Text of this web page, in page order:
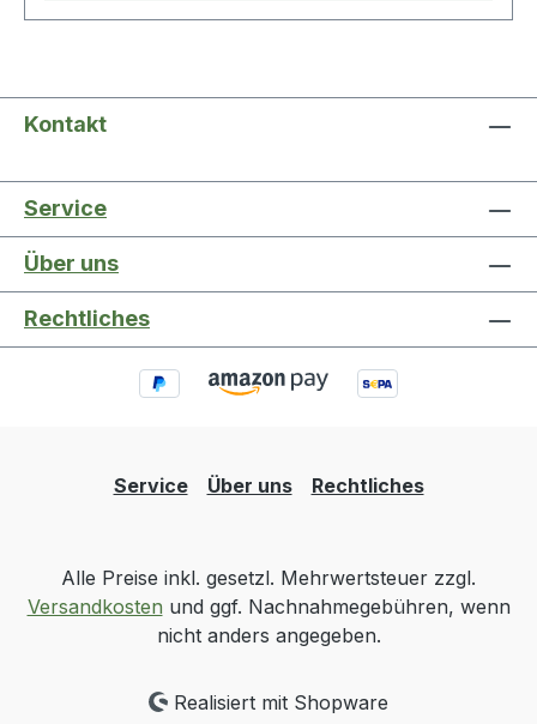
Kontakt
Service
Über uns
Rechtliches
Service Über uns Rechtliches
Alle Preise inkl. gesetzl. Mehrwertsteuer zzgl.
Versandkosten und ggf. Nachnahmegebühren, wenn
nicht anders angegeben.
Realisiert mit Shopware